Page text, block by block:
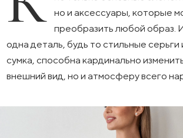
но и аксессуары, которые
преобразить любой образ.
одна деталь, будь то стильные
сумка, способна кардинально
внешний вид, но и атмосферу всего